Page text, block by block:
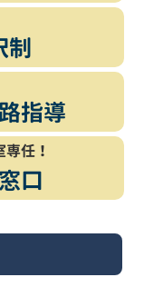
制
指導
任！
口